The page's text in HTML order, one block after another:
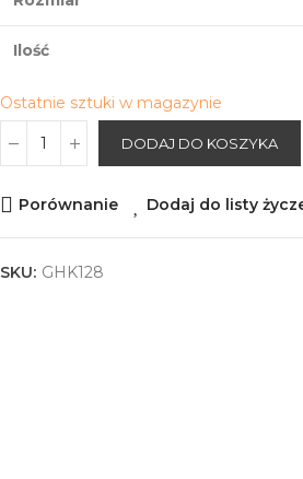
Ilość
Ostatnie sztuki w magazynie
DODAJ DO KOSZYKA
Porównanie Dodaj do listy
SKU: GHK128